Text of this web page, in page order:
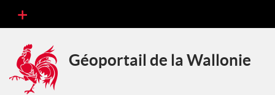
Géoportail de la Wallonie